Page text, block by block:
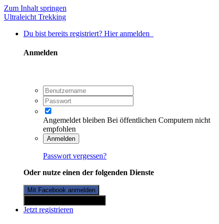
Zum Inhalt springen
Ultraleicht Trekking
Du bist bereits registriert? Hier anmelden
Anmelden
Angemeldet bleiben Bei öffentlichen Computern nicht
empfohlen
Anmelden
Passwort vergessen?
Oder nutze einen der folgenden Dienste
Mit Facebook anmelden
Jetzt registrieren